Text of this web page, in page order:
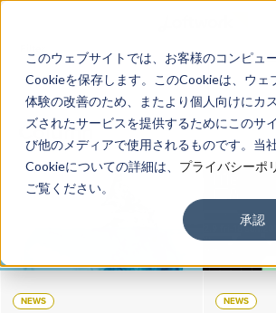
このウェブサイトでは、お客様のコンピュ
Cookieを保存します。このCookieは、ウェ
体験の改善のため、またより個人向けにカ
ズされたサービスを提供するためにこのサ
び他のメディアで使用されるものです。当
Cookieについての詳細は、 プライバシーポ
ご覧ください。
承認
Column
NEWS NEWS